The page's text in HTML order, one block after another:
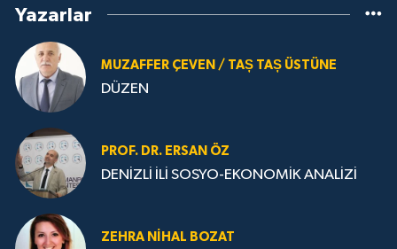
Yazarlar
MUZAFFER ÇEVEN / TAȘ TAȘ ÜSTÜNE
DÜZEN
PROF. DR. ERSAN ÖZ
DENİZLİ İLİ SOSYO-EKONOMİK ANALİZİ
ZEHRA NIHAL BOZAT